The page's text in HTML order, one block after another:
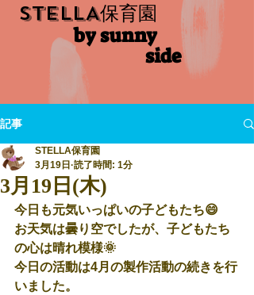
STELLA保育園
by sunny
side​
記事
3月19日(木)
STELLA保育園
3月19日 読了時間: 1分
今日も元気いっぱいの子どもたち😄
お天気は曇り空でしたが、子どもたち
の心は晴れ模様🌞
今日の活動は4月の製作活動の続きを行
いました。